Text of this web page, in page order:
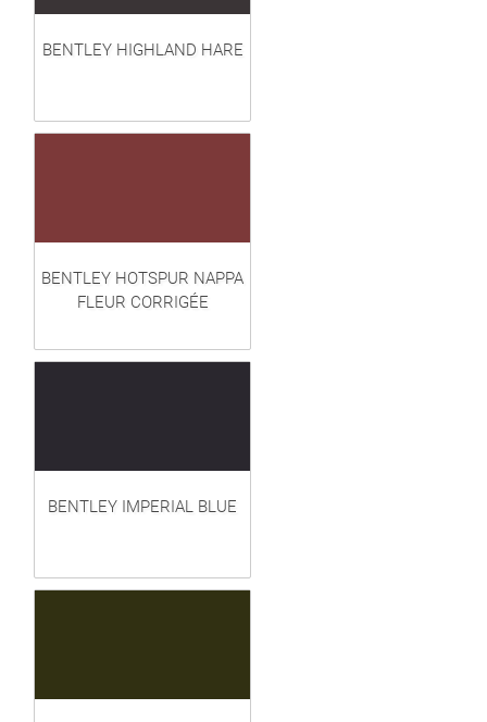
BENTLEY HIGHLAND HARE
BENTLEY HOTSPUR NAPPA
FLEUR CORRIGÉE
BENTLEY IMPERIAL BLUE